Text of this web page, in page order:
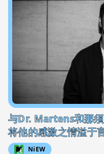
与Dr. Martens和那
将他的感激之情溢于
NiEW